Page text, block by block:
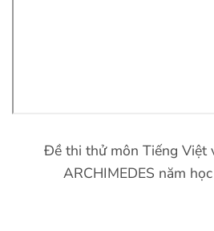
Đề thi thử môn Tiếng Việt
ARCHIMEDES năm